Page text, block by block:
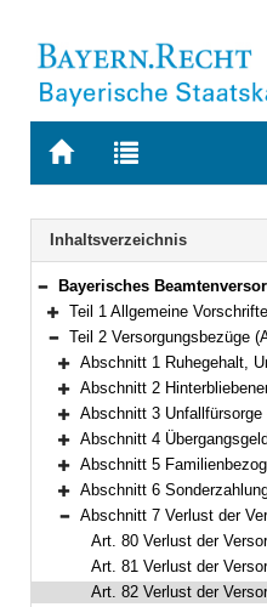
Zur
BAYERN.RECHT
Zur
letzten
Suche
Navigation
Inhaltsverzeichnis
Bereich reduzieren
Bayerisches Beamtenversorgungsgesetz (BayBeamtVG) Vom
Bereich erweitern
Teil 1 Allgemeine
Bereich reduzieren
Teil 2 Versorgungsbezüge
Bereich erweitern
Abschnitt 1 Ruhegehalt,
Bereich erweitern
Abschnitt 2
Bereich erweitern
Abschnitt 3 Unfallfürsorge
Bereich erweitern
Abschnitt 4 Übergangsgeld,
Bereich erweitern
Abschnitt 5
Bereich erweitern
Abschnitt 6
Bereich reduzieren
Abschnitt 7 Verlust der
Art. 80 Verlust der
Art. 81 Verlust der
Art. 82 Verlust der